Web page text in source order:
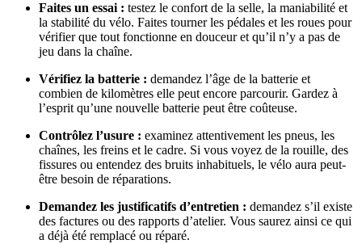
Faites un essai : testez le confort de la selle, la maniabilité et
la stabilité du vélo. Faites tourner les pédales et les roues pour
vérifier que tout fonctionne en douceur et qu’il n’y a pas de
jeu dans la chaîne.
Vérifiez la batterie : demandez l’âge de la batterie et
combien de kilomètres elle peut encore parcourir. Gardez à
l’esprit qu’une nouvelle batterie peut être coûteuse.
Contrôlez l’usure : examinez attentivement les pneus, les
chaînes, les freins et le cadre. Si vous voyez de la rouille, des
fissures ou entendez des bruits inhabituels, le vélo aura peut-
être besoin de réparations.
Demandez les justificatifs d’entretien : demandez s’il existe
des factures ou des rapports d’atelier. Vous saurez ainsi ce qui
a déjà été remplacé ou réparé.